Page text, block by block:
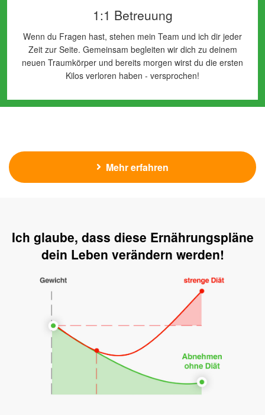
1:1 Betreuung
Wenn du Fragen hast, stehen mein Team und ich dir jeder
Zeit zur Seite. Gemeinsam begleiten wir dich zu deinem
neuen Traumkörper und bereits morgen wirst du die ersten
Kilos verloren haben - versprochen!
Mehr erfahren
Ich glaube, dass diese Ernährungspläne
dein Leben verändern werden!